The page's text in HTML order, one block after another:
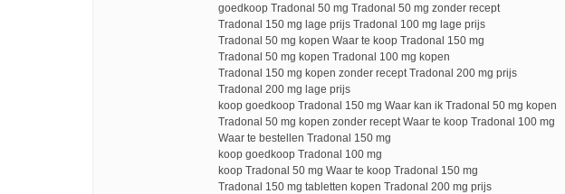
goedkoop Tradonal 50 mg Tradonal 50 mg zonder recept
Tradonal 150 mg lage prijs Tradonal 100 mg lage prijs
Tradonal 50 mg kopen Waar te koop Tradonal 150 mg
Tradonal 50 mg kopen Tradonal 100 mg kopen
Tradonal 150 mg kopen zonder recept Tradonal 200 mg prijs
Tradonal 200 mg lage prijs
koop goedkoop Tradonal 150 mg Waar kan ik Tradonal 50 mg kopen
Tradonal 50 mg kopen zonder recept Waar te koop Tradonal 100 mg
Waar te bestellen Tradonal 150 mg
koop goedkoop Tradonal 100 mg
koop Tradonal 50 mg Waar te koop Tradonal 150 mg
Tradonal 150 mg tabletten kopen Tradonal 200 mg prijs